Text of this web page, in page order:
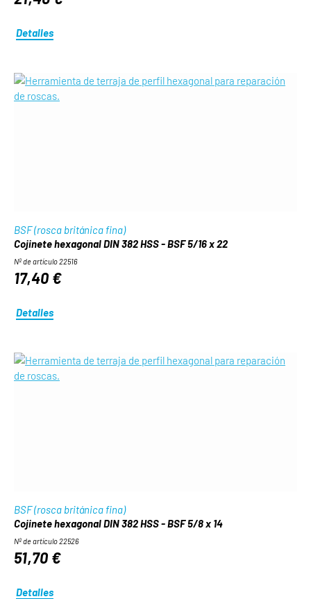
Detalles
BSF (rosca británica fina)
Cojinete hexagonal DIN 382 HSS - BSF 5/16 x 22
Nº de artículo 22516
17,40 €
Detalles
BSF (rosca británica fina)
Cojinete hexagonal DIN 382 HSS - BSF 5/8 x 14
Nº de artículo 22526
51,70 €
Detalles